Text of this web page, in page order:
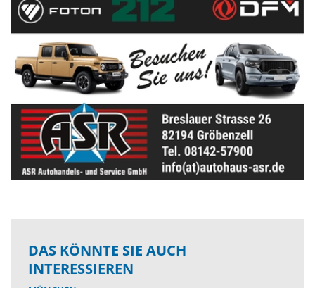
DAS KÖNNTE SIE AUCH
INTERESSIEREN